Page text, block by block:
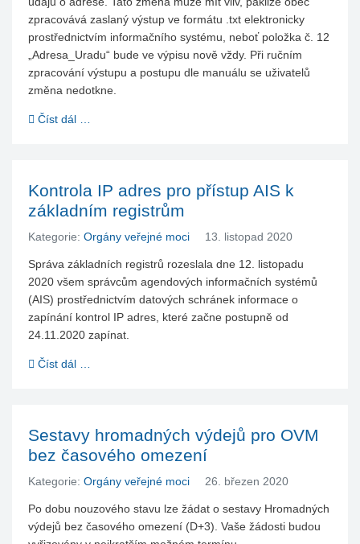
zpracovává zaslaný výstup ve formátu .txt elektronicky
prostřednictvím informačního systému, neboť položka č. 12
„Adresa_Uradu“ bude ve výpisu nově vždy. Při ručním
zpracování výstupu a postupu dle manuálu se uživatelů
změna nedotkne.
Číst dál …
Kontrola IP adres pro přístup AIS k
základním registrům
Kategorie: Orgány veřejné moci 13. listopad 2020
Správa základních registrů rozeslala dne 12. listopadu
2020 všem správcům agendových informačních systémů
(AIS) prostřednictvím datových schránek informace o
zapínání kontrol IP adres, které začne postupně od
24.11.2020 zapínat.
Číst dál …
Sestavy hromadných výdejů pro OVM
bez časového omezení
Kategorie: Orgány veřejné moci 26. březen 2020
Po dobu nouzového stavu lze žádat o sestavy Hromadných
výdejů bez časového omezení (D+3). Vaše žádosti budou